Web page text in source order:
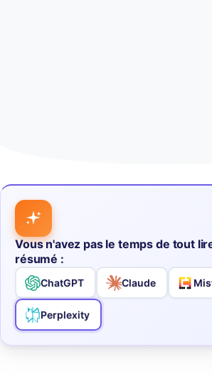
Vous n'avez pas le temps de tout
résumé :
ChatGPT Claude
Perplexity